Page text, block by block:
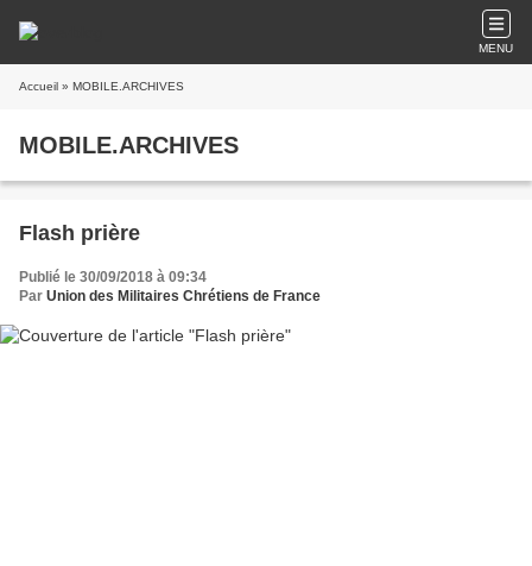
MENU
Accueil » MOBILE.ARCHIVES
MOBILE.ARCHIVES
Flash prière
Publié le 30/09/2018 à 09:34
Par Union des Militaires Chrétiens de France